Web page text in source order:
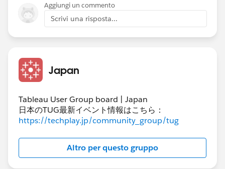
Aggiungi un commento
Scrivi una risposta...
Japan
Tableau User Group board | Japan
日本のTUG最新イベント情報はこちら：
https://techplay.jp/community_group/tug
Altro per questo gruppo